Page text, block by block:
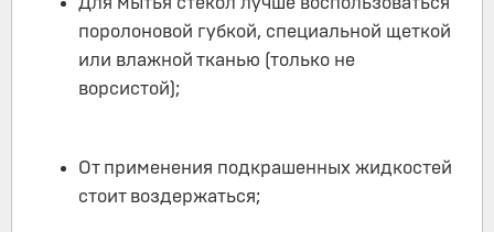
поролоновой губкой, специальной щеткой
или влажной тканью (только не
ворсистой);
От применения подкрашенных жидкостей
стоит воздержаться;